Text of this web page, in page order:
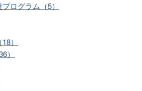
ログラム（5）
）
）